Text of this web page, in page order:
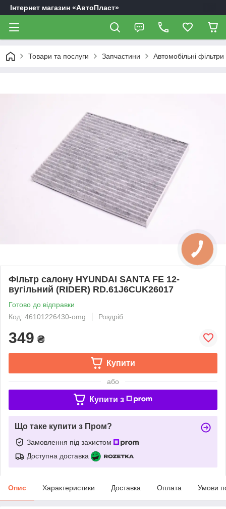
Інтернет магазин «АвтоПласт»
Товари та послуги Запчастини Автомобільні фільтри
Фільтр салону HYUNDAI SANTA FE 12-
вугільний (RIDER) RD.61J6CUK26017
Готово до відправки
Код: 46101226430-omg
Роздріб
349 ₴
Купити
або
Купити з
Що таке купити з Пром?
Замовлення під захистом
Доступна доставка
Опис Характеристики Доставка Оплата Умови